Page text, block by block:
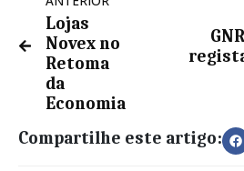
Lojas
Novex no
Retoma
da
Economia
Compartilhe este artigo: